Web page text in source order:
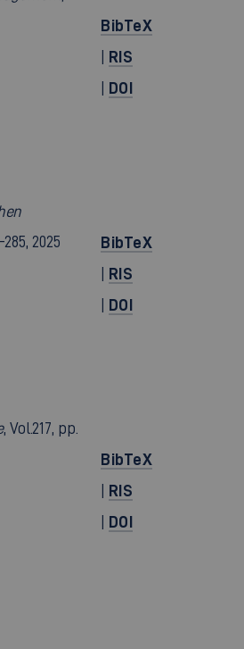
BibTeX
RIS
DOI
2025 BibTeX
RIS
DOI
, Vol.217, pp.
BibTeX
RIS
DOI